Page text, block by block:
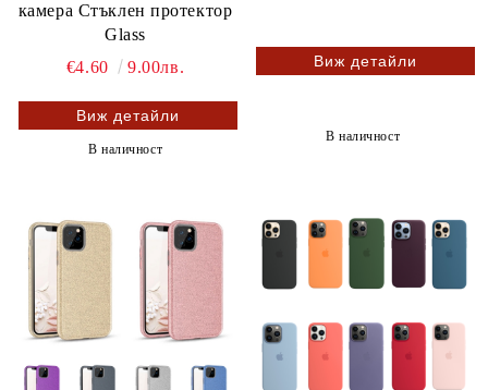
камера Стъклен протектор
Glass
€4.60
9.00лв.
Виж детайли
В наличност
Виж детайли
В наличност